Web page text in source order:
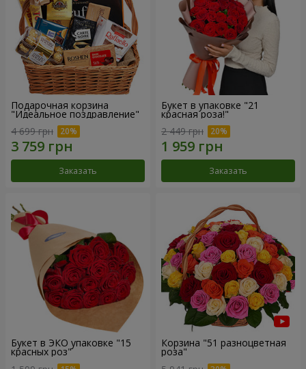
Подарочная корзина
"Идеальное поздравление"
4 699 грн
Заказать
Букет в упаковке "21
красная роза!"
2 449 грн
Заказать
Букет в ЭКО упаковке "15
красных роз"
Корзина "51 разноцветная
роза"